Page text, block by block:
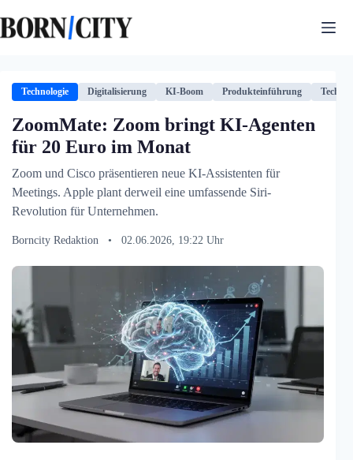
Inhalt
springen
Technologie Digitalisierung KI-Boom Produkteinführung
ZoomMate: Zoom bringt KI-Agenten
für 20 Euro im Monat
Zoom und Cisco präsentieren neue KI-Assistenten für
Meetings. Apple plant derweil eine umfassende Siri-
Revolution für Unternehmen.
Borncity Redaktion • 02.06.2026, 19:22 Uhr